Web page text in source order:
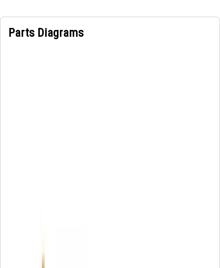
Parts Diagrams